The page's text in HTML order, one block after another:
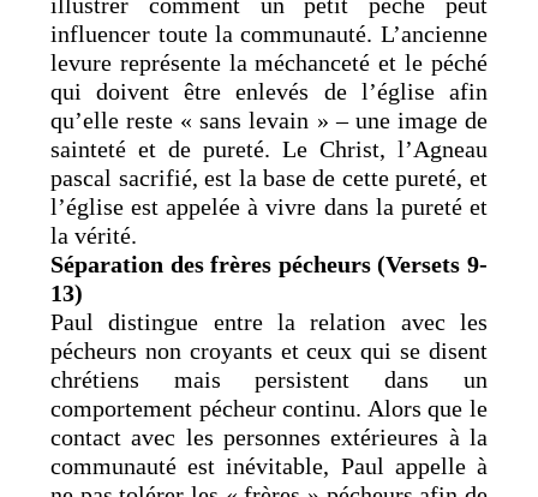
influencer toute la communauté. L’ancienne
levure représente la méchanceté et le péché
qui doivent être enlevés de l’église afin
qu’elle reste « sans levain » – une image de
sainteté et de pureté. Le Christ, l’Agneau
pascal sacrifié, est la base de cette pureté, et
l’église est appelée à vivre dans la pureté et
la vérité.
Séparation des frères pécheurs (Versets 9-
13)
Paul distingue entre la relation avec les
pécheurs non croyants et ceux qui se disent
chrétiens mais persistent dans un
comportement pécheur continu. Alors que le
contact avec les personnes extérieures à la
communauté est inévitable, Paul appelle à